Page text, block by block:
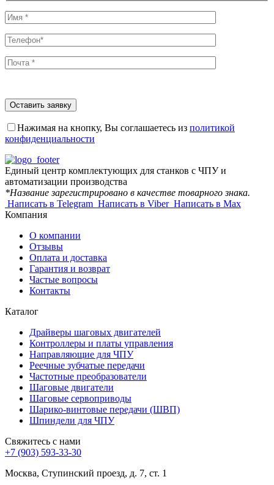
Нажимая на кнопку, Вы соглашаетесь из политикой
конфиденциальности
Единый центр комплектующих для станков с ЧПУ и
автоматизации производства
*Название зарегистрировано в качестве товарного знака.
Написать в Telegram Написать в Viber Написать в Max
Компания
О компании
Отзывы
Оплата и доставка
Гарантия и возврат
Частые вопросы
Контакты
Каталог
Драйверы шаговых двигателей
Контроллеры и платы управления
Направляющие для ЧПУ
Реечные зубчатые передачи
Частотные преобразователи
Шаговые двигатели
Шаговые сервоприводы
Шарико-винтовые передачи (ШВП)
Шпиндели для ЧПУ
Свяжитесь с нами
+7 (903) 593-33-30
Москва, Ступинский проезд, д. 7, ст. 1